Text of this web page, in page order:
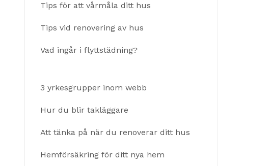
Tips för att vårmåla ditt hus
Tips vid renovering av hus
Vad ingår i flyttstädning?
3 yrkesgrupper inom webb
Hur du blir takläggare
Att tänka på när du renoverar ditt hus
Hemförsäkring för ditt nya hem